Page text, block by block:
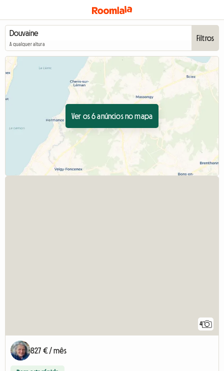
A qualquer altura
Filtros
Ver os 6 anúncios no mapa
4
827 € / mês